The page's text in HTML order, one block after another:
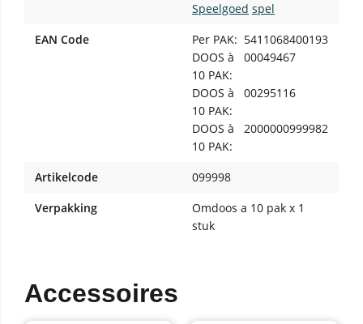
Speelgoed spel
EAN Code
Per PAK: 5411068400193
DOOS à
10 PAK:
00049467
DOOS à
10 PAK:
00295116
DOOS à
10 PAK:
2000000999982
Artikelcode
099998
Verpakking
Omdoos a 10 pak x 1
stuk
Accessoires